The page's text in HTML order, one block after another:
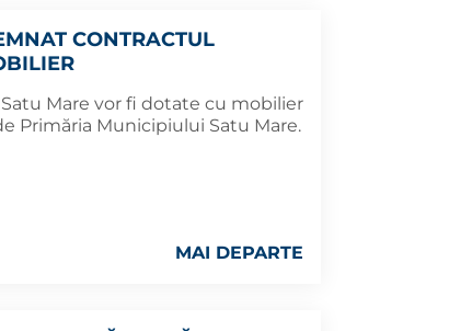
CONTRACTUL
Mare vor fi dotate cu mobilier
Primăria Municipiului Satu Mare.
MAI DEPARTE